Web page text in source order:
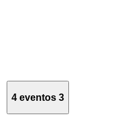
4 eventos 3